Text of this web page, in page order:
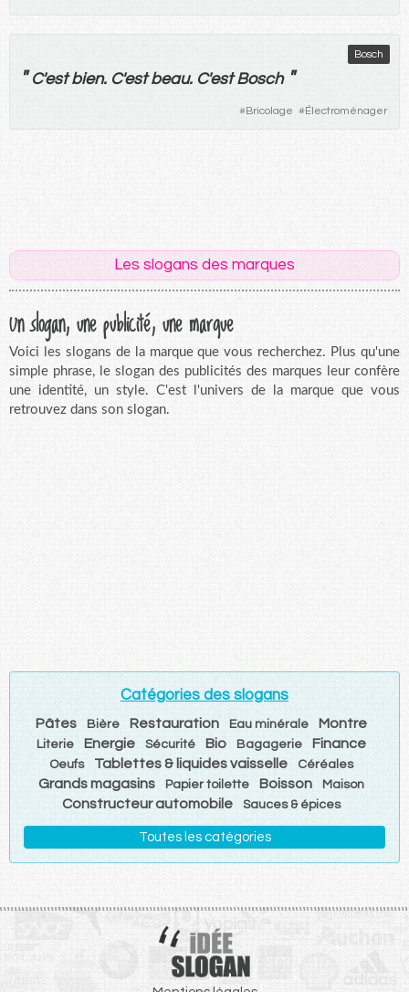
Bosch
"C'est bien. C'est beau. C'estBosch "
#Bricolage #Électroménager
Les slogans des marques
Un slogan, une publicité, une marque
Voici les slogans de la marque que vous recherchez. Plus qu'une
simple phrase, le slogan des publicités des marques leur confère
une identité, un style. C'est l'univers de la marque que vous
retrouvez dans son slogan.
Catégories des slogans
Pâtes Bière Restauration Eau minérale Montre
Literie Energie Sécurité Bio Bagagerie Finance
Oeufs Tablettes & liquides vaisselle Céréales
Grands magasins Papier toilette Boisson Maison
Constructeur automobile Sauces & épices
Toutes les catégories